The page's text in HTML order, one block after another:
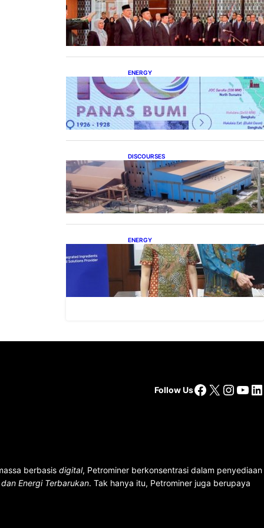
Kepala Badan Geologi
ENERGY
Momentum 100 Tahun Panas
Bumi untuk Akselerasi
Pertumbuhan
DISCOURSES
Manfaat Hilirisasi Belum
Merata, Pemerintah Perlu Kaji
Ulang Skema DBH
ENERGY
Dukung Operasional, Lautan
Luas Perkuat Implementasi
Solusi Energi Terbarukan
Follow UsFacebook
X
berbasis digital, Petrominer berkonsentrasi dalam penyediaan
Energi Terbarukan. Tak hanya itu, Petrominer juga berupaya